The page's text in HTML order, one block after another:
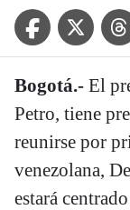
Facebook IconTwitter Icon
Bogotá.- El
Petro, tiene
reunirse por
venezolana,
estará